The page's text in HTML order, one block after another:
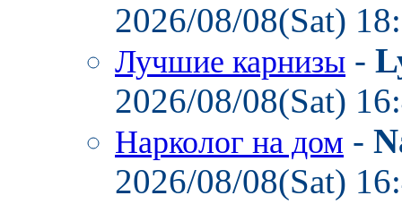
2026/08/08(Sat)
Лучшие карнизы -
2026/08/08(Sat)
Нарколог на дом -
2026/08/08(Sat)